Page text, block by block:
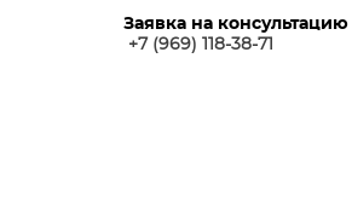
Заявка на
+7 (969) 118-38-7